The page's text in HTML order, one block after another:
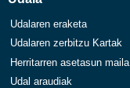
Udalaren eraketa
Udalaren zerbitzu Kartak
Herritarren asetasun maila
Udal araudiak